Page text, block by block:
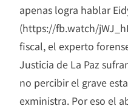
apenas logra hablar
(https://fb.watch/
fiscal, el experto
Justicia de La Paz
no percibir el grave
exministra. Por eso el